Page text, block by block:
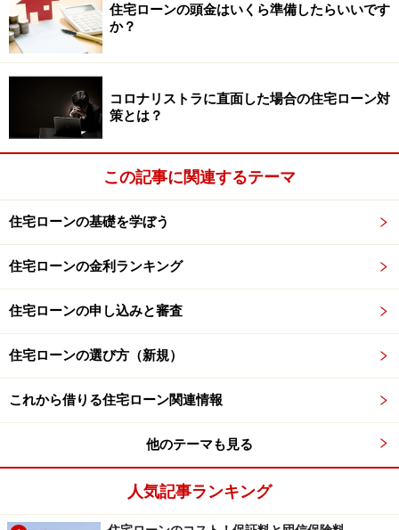
住宅ローンの頭金はいくら準備したらいいです
か？
コロナリストラに直面した場合の住宅ローン対
策とは？
この記事に関連するテーマ
住宅ローンの基礎を学ぼう
住宅ローンの金利ランキング
住宅ローンの申し込みと審査
住宅ローンの選び方（新規）
これから借りる住宅ローン関連情報
他のテーマも見る
人気記事ランキング